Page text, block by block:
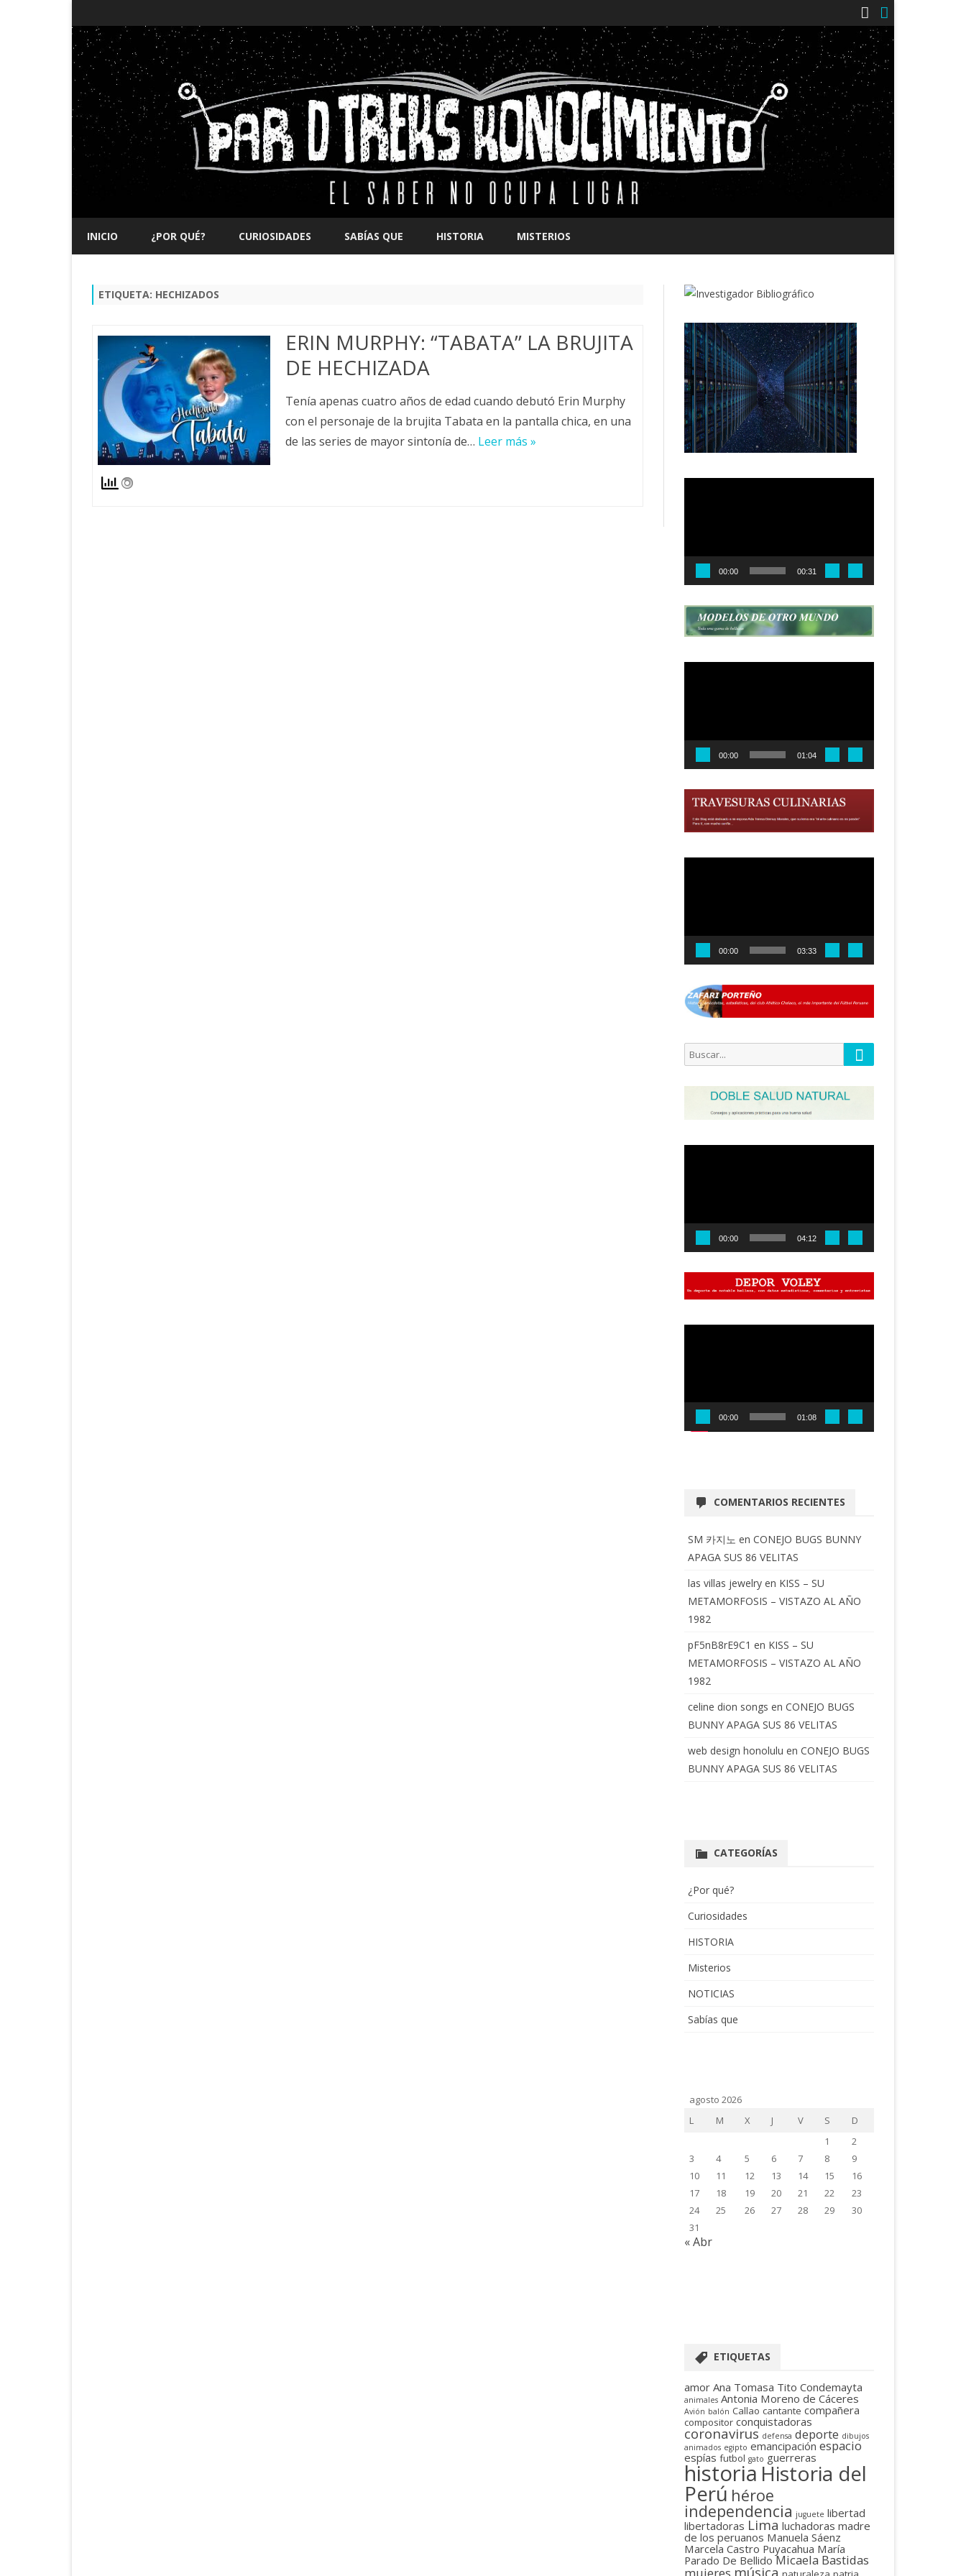
contenido
INICIO ¿POR QUÉ? CURIOSIDADES SABÍAS QUE HISTORIA MISTERIOS
ETIQUETA: HECHIZADOS
ERIN MURPHY: “TABATA” LA BRUJITA
DE HECHIZADA
Tenía apenas cuatro años de edad cuando debutó Erin Murphy
con el personaje de la brujita Tabata en la pantalla chica, en una
de las series de mayor sintonía de… Leer más »
Reproductor
00:00 00:31
Reproductor
00:00 01:04
Reproductor
00:00 03:33
Buscar
por:
Buscar
Reproductor
00:00 04:12
Reproductor
00:00 01:08
COMENTARIOS RECIENTES
SM 카지노 en CONEJO BUGS BUNNY
APAGA SUS 86 VELITAS
las villas jewelryen KISS – SU
METAMORFOSIS – VISTAZO AL AÑO
1982
pF5nB8rE9C1 en KISS – SU
METAMORFOSIS – VISTAZO AL AÑO
1982
celine dion songs en CONEJO BUGS
BUNNY APAGA SUS 86 VELITAS
web design honolulu en CONEJO BUGS
BUNNY APAGA SUS 86 VELITAS
CATEGORÍAS
¿Por qué?
Curiosidades
HISTORIA
Misterios
NOTICIAS
Sabías que
agosto 2026
L
M X J V S
D
1
2
3
4 5 6 7 8
9
10
11 12 13 14 15
16
17
18 19 20 21 22
23
24
25 26 27 28 29
30
31
« Abr
ETIQUETAS
amor Ana Tomasa Tito Condemayta
animales Antonia Moreno de Cáceres
Avión balón Callao cantante compañera
compositor conquistadoras
coronavirus defensa deporte dibujos
animados egipto emancipación espacio
espías futbol gato guerreras
historia Historia del
Perú héroe
independencia juguete libertad
libertadoras Lima luchadoras madre
de los peruanos Manuela Sáenz
Marcela Castro Puyacahua María
Parado De Bellido Micaela Bastidas
música